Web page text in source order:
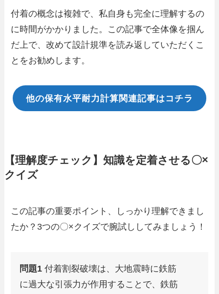
付着の概念は複雑で、私自身も完全に理解するの
に時間がかかりました。この記事で全体像を掴ん
だ上で、改めて設計規準を読み返していただくこ
とをお勧めします。
他の保有水平耐力計算関連記事はコチラ
【理解度チェック】知識を定着させる〇×
クイズ
この記事の重要ポイント、しっかり理解できまし
たか？3つの〇×クイズで腕試ししてみましょう！
問題1 付着割裂破壊は、大地震時に鉄筋
に過大な引張力が作用することで、鉄筋